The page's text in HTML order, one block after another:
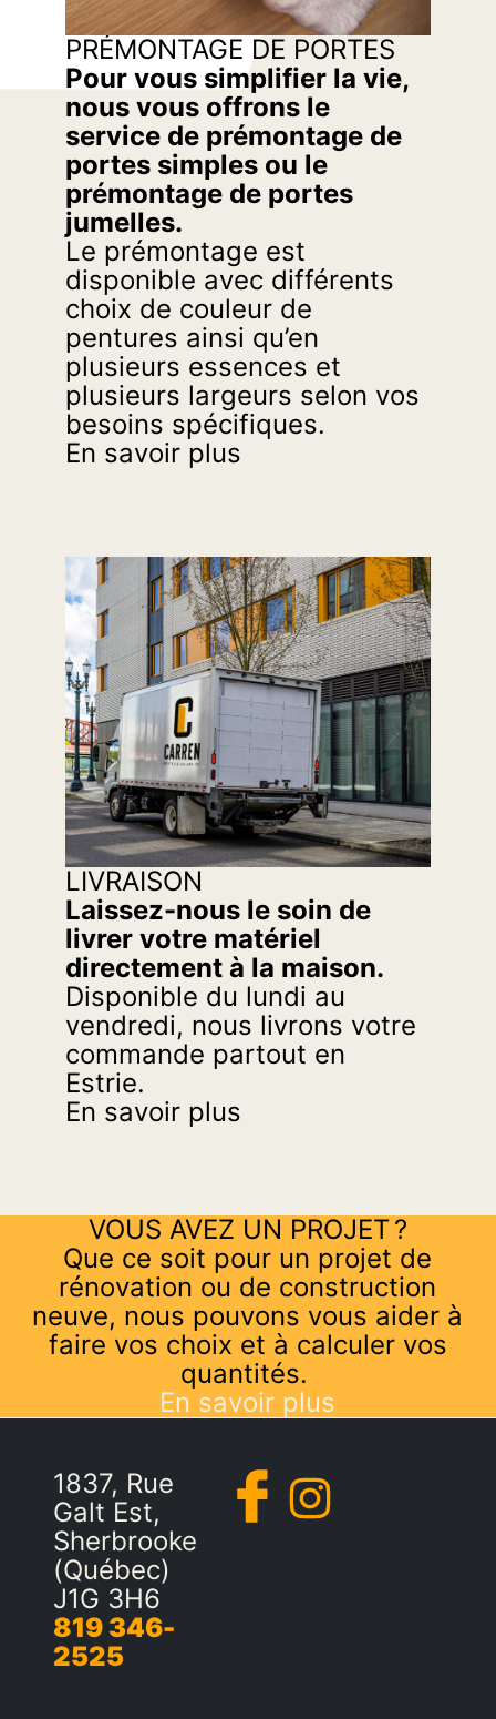
PRÉMONTAGE DE PORTES
Pour vous simplifier la vie,
nous vous offrons le
service de prémontage de
portes simples ou le
prémontage de portes
jumelles.
Le prémontage est
disponible avec différents
choix de couleur de
pentures ainsi qu’en
plusieurs essences et
plusieurs largeurs selon vos
besoins spécifiques.
En savoir plus
LIVRAISON
Laissez-nous le soin de
livrer votre matériel
directement à la maison.
Disponible du lundi au
vendredi, nous livrons votre
commande partout en
Estrie.
En savoir plus
VOUS AVEZ UN PROJET ?
Que ce soit pour un projet de
rénovation ou de construction
neuve, nous pouvons vous aider à
faire vos choix et à calculer vos
quantités.
En savoir plus
1837, Rue
Galt Est,
Sherbrooke
(Québec)
J1G 3H6
819 346-
2525